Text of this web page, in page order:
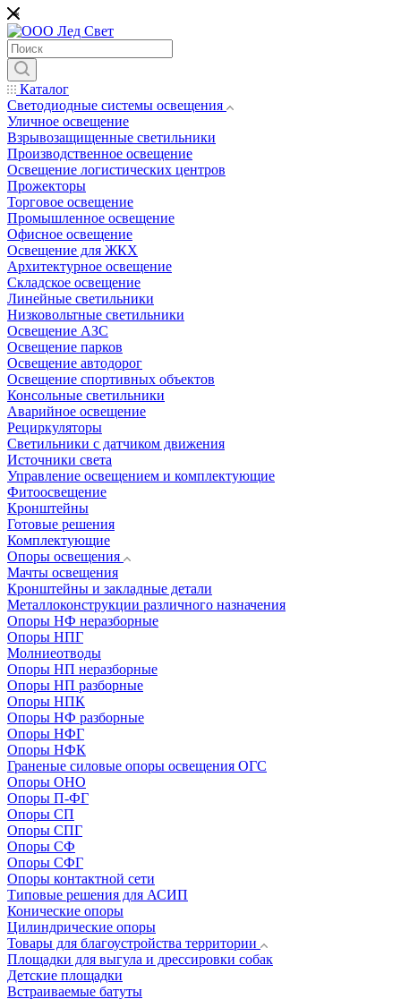
Каталог
Светодиодные системы освещения
Уличное освещение
Взрывозащищенные светильники
Производственное освещение
Освещение логистических центров
Прожекторы
Торговое освещение
Промышленное освещение
Офисное освещение
Освещение для ЖКХ
Архитектурное освещение
Складское освещение
Линейные светильники
Низковольтные светильники
Освещение АЗС
Освещение парков
Освещение автодорог
Освещение спортивных объектов
Консольные светильники
Аварийное освещение
Рециркуляторы
Светильники с датчиком движения
Источники света
Управление освещением и комплектующие
Фитоосвещение
Кронштейны
Готовые решения
Комплектующие
Опоры освещения
Мачты освещения
Кронштейны и закладные детали
Металлоконструкции различного назначения
Опоры НФ неразборные
Опоры НПГ
Молниеотводы
Опоры НП неразборные
Опоры НП разборные
Опоры НПК
Опоры НФ разборные
Опоры НФГ
Опоры НФК
Граненые силовые опоры освещения ОГС
Опоры ОНО
Опоры П-ФГ
Опоры СП
Опоры СПГ
Опоры СФ
Опоры СФГ
Опоры контактной сети
Типовые решения для АСИП
Конические опоры
Цилиндрические опоры
Товары для благоустройства территории
Площадки для выгула и дрессировки собак
Детские площадки
Встраиваемые батуты
*